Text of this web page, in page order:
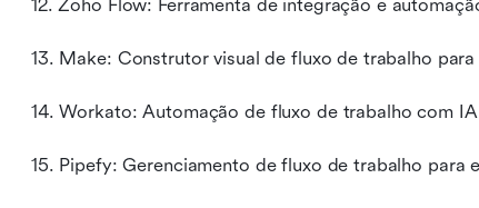
12. Zoho Flow: Ferramenta de integração e
13. Make: Construtor visual de fluxo de trabalho
14. Workato: Automação de fluxo de trabalho com
15. Pipefy: Gerenciamento de fluxo de trabalho para